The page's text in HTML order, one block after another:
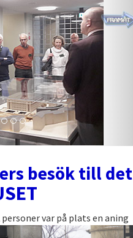
besök till det
personer var på plats en aning